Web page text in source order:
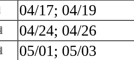
04/17; 04/19
04/24; 04/26
05/01; 05/03